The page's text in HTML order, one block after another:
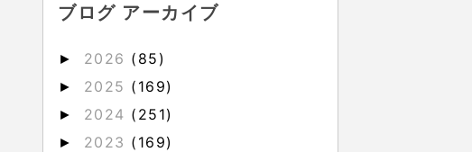
ブログ アーカイブ
► 2026 (85)
► 2025 (169)
► 2024 (251)
► 2023 (169)